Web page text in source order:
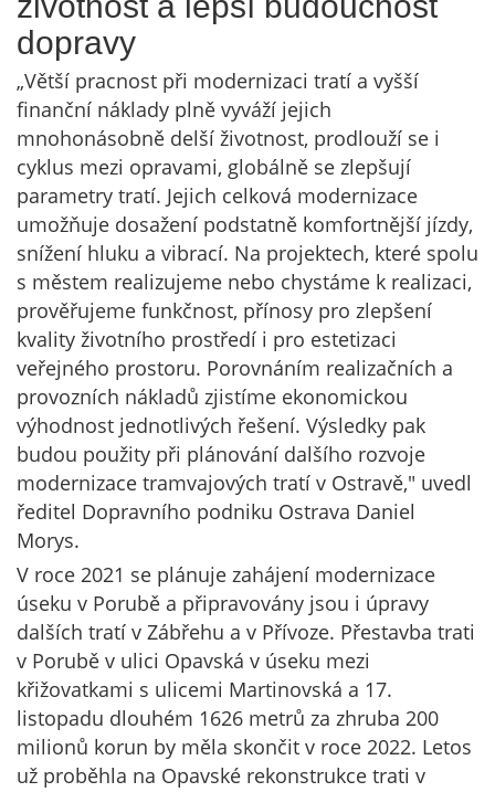
dopravy
„Větší pracnost při modernizaci tratí a vyšší
finanční náklady plně vyváží jejich
mnohonásobně delší životnost, prodlouží se i
cyklus mezi opravami, globálně se zlepšují
parametry tratí. Jejich celková modernizace
umožňuje dosažení podstatně komfortnější jízdy,
snížení hluku a vibrací. Na projektech, které spolu
s městem realizujeme nebo chystáme k realizaci,
prověřujeme funkčnost, přínosy pro zlepšení
kvality životního prostředí i pro estetizaci
veřejného prostoru. Porovnáním realizačních a
provozních nákladů zjistíme ekonomickou
výhodnost jednotlivých řešení. Výsledky pak
budou použity při plánování dalšího rozvoje
modernizace tramvajových tratí v Ostravě," uvedl
ředitel Dopravního podniku Ostrava Daniel
Morys.
V roce 2021 se plánuje zahájení modernizace
úseku v Porubě a připravovány jsou i úpravy
dalších tratí v Zábřehu a v Přívoze. Přestavba trati
v Porubě v ulici Opavská v úseku mezi
křižovatkami s ulicemi Martinovská a 17.
listopadu dlouhém 1626 metrů za zhruba 200
milionů korun by měla skončit v roce 2022. Letos
už proběhla na Opavské rekonstrukce trati v